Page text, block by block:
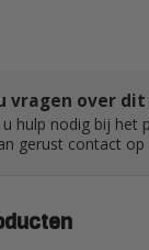
vragen over dit
hulp nodig bij het
gerust contact